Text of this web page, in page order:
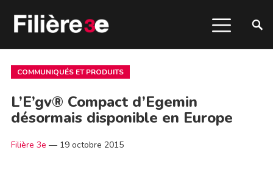
COMMUNIQUÉS ET PRODUITS
L’E’gv® Compact d’Egemin
désormais disponible en Europe
Filière 3e — 19 octobre 2015